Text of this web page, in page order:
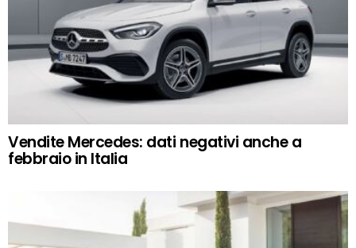
Vendite Mercedes: dati negativi anche a
febbraio in Italia